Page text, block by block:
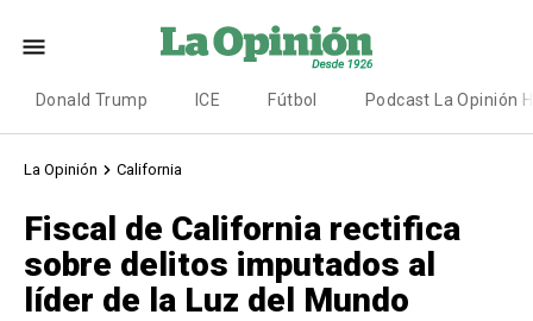
Donald Trump ICE Fútbol Podcast La Opinión
La Opinión California
Fiscal de California rectifica
sobre delitos imputados al
líder de la Luz del Mundo